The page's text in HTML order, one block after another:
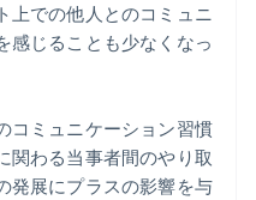
上での他人とのコミュニ
感じることも少なくなっ
コミュニケーション習慣
関わる当事者間のやり取
発展にプラスの影響を与